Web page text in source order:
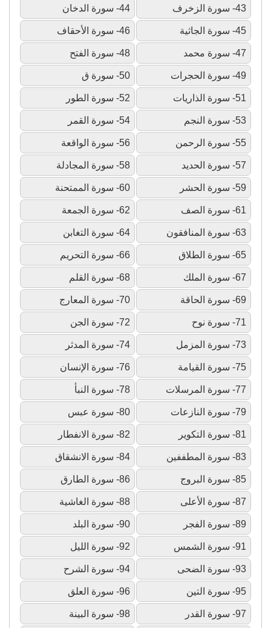
43- سورة الزخرف 44- سورة الدخان
45- سورة الجاثية 46- سورة الأحقاف
47- سورة محمد 48- سورة الفتح
49- سورة الحجرات 50- سورة ق
51- سورة الذاريات 52- سورة الطور
53- سورة النجم 54- سورة القمر
55- سورة الرحمن 56- سورة الواقعة
57- سورة الحديد 58- سورة المجادلة
59- سورة الحشر 60- سورة الممتحنة
61- سورة الصف 62- سورة الجمعة
63- سورة المنافقون 64- سورة التغابن
65- سورة الطلاق 66- سورة التحريم
67- سورة الملك 68- سورة القلم
69- سورة الحاقة 70- سورة المعارج
71- سورة نوح 72- سورة الجن
73- سورة المزمل 74- سورة المدثر
75- سورة القيامة 76- سورة الإنسان
77- سورة المرسلات 78- سورة النبأ
79- سورة النازعات 80- سورة عبس
81- سورة التكوير 82- سورة الانفطار
83- سورة المطففين 84- سورة الانشقاق
85- سورة البروج 86- سورة الطارق
87- سورة الأعلى 88- سورة الغاشية
89- سورة الفجر 90- سورة البلد
91- سورة الشمس 92- سورة الليل
93- سورة الضحى 94- سورة الشرح
95- سورة التين 96- سورة العلق
97- سورة القدر 98- سورة البينة